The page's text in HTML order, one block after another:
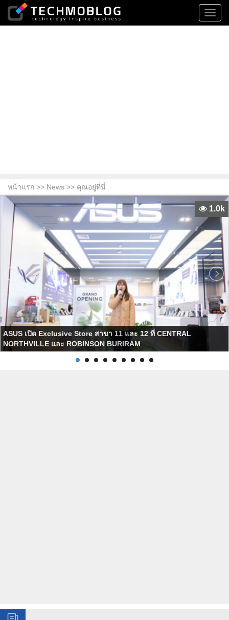
หน้าแรก >> News >> คุณอยู่ที่นี่
ASUS เปิด Exclusive Store สาขา 11 และ 12 ที่ CENTRAL
NORTHVILLE และ ROBINSON BURIRAM
1.0k